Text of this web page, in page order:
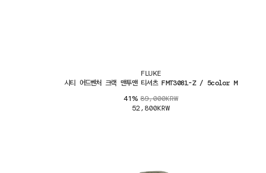
FLUKE
시티 어드벤처 크랙 맨투맨 티셔츠 FMT3081-Z / 5color M
41% 89,000KRW
52,800KRW